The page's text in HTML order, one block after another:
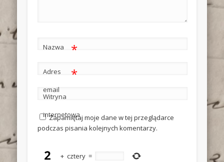
Nazwa *
Adres
email
*
Witryna
internetowa
Zapamiętaj moje dane w tej przeglądarce
podczas pisania kolejnych komentarzy.
+ cztery =